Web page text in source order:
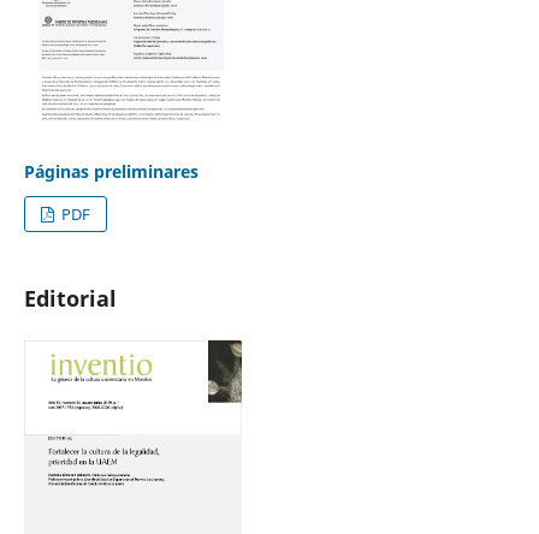
Páginas preliminares
PDF
Editorial